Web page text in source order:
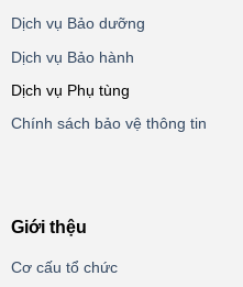
Dịch vụ Bảo dưỡng
Dịch vụ Bảo hành
Dịch vụ Phụ tùng
Chính sách bảo vệ thông tin
Giới thệu
Cơ cấu tổ chức